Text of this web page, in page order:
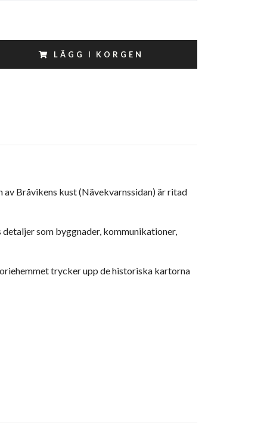
LÄGG I KORGEN
av Bråvikens kust (Nävekvarnssidan) är ritad
som byggnader, kommunikationer,
trycker upp de historiska kartorna